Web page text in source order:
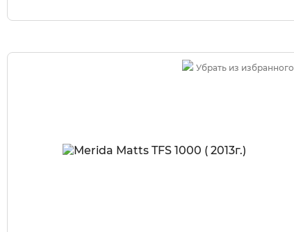
Убрать из избранного